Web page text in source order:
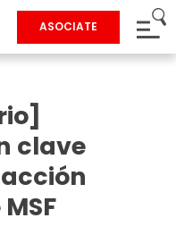
ASOCIATE
clave